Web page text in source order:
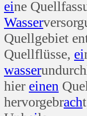
eine
Wasser
Quellgebiet
Quellflüsse, ei
wasser
hier einen
hervorgebrach